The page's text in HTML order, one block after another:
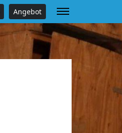
Angebot